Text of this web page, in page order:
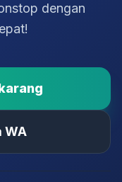
dengan
WA